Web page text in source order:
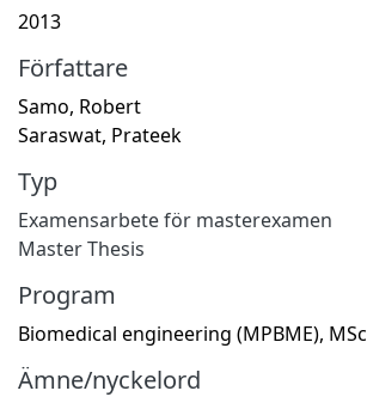
2013
Författare
Samo, Robert
Saraswat, Prateek
Typ
Examensarbete för masterexamen
Master Thesis
Program
Biomedical engineering (MPBME), MSc
Ämne/nyckelord